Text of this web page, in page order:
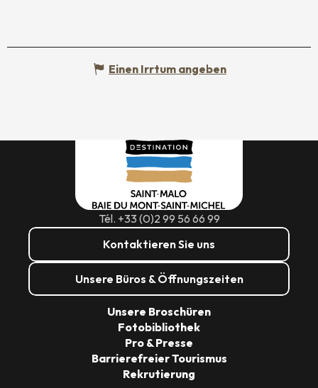
Einen Irrtum angeben
Tél. +33 (0)2 99 56 66 99
Kontaktieren Sie uns
Unsere Büros & Öffnungszeiten
Unsere Broschüren
Fotobibliothek
Pro & Presse
Barrierefreier Tourismus
Rekrutierung